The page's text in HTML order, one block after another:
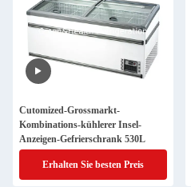
Cutomized-Grossmarkt-
Kombinations-kühlerer Insel-
Anzeigen-Gefrierschrank 530L
Erhalten Sie besten Preis